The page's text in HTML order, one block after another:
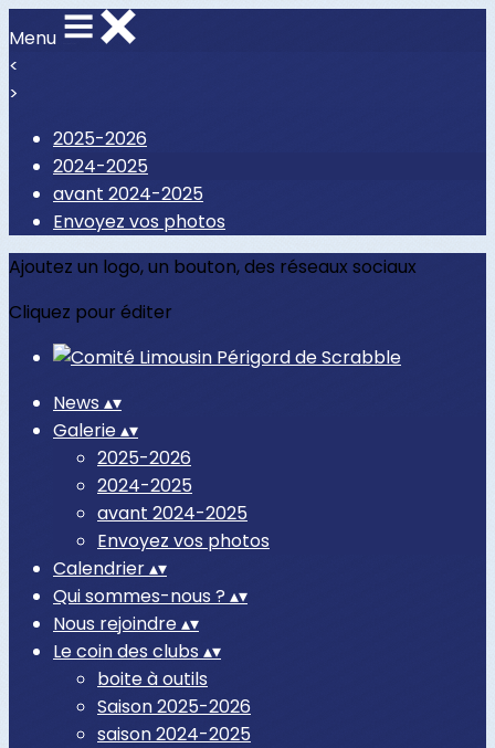
Menu
<
>
2025-2026
2024-2025
avant 2024-2025
Envoyez vos photos
Ajoutez un logo, un bouton, des réseaux sociaux
Cliquez pour éditer
News ▴▾
Galerie▴▾
2025-2026
2024-2025
avant 2024-2025
Envoyez vos photos
Calendrier▴▾
Qui sommes-nous ? ▴▾
Nous rejoindre▴▾
Le coin des clubs ▴▾
boite à outils
Saison 2025-2026
saison 2024-2025